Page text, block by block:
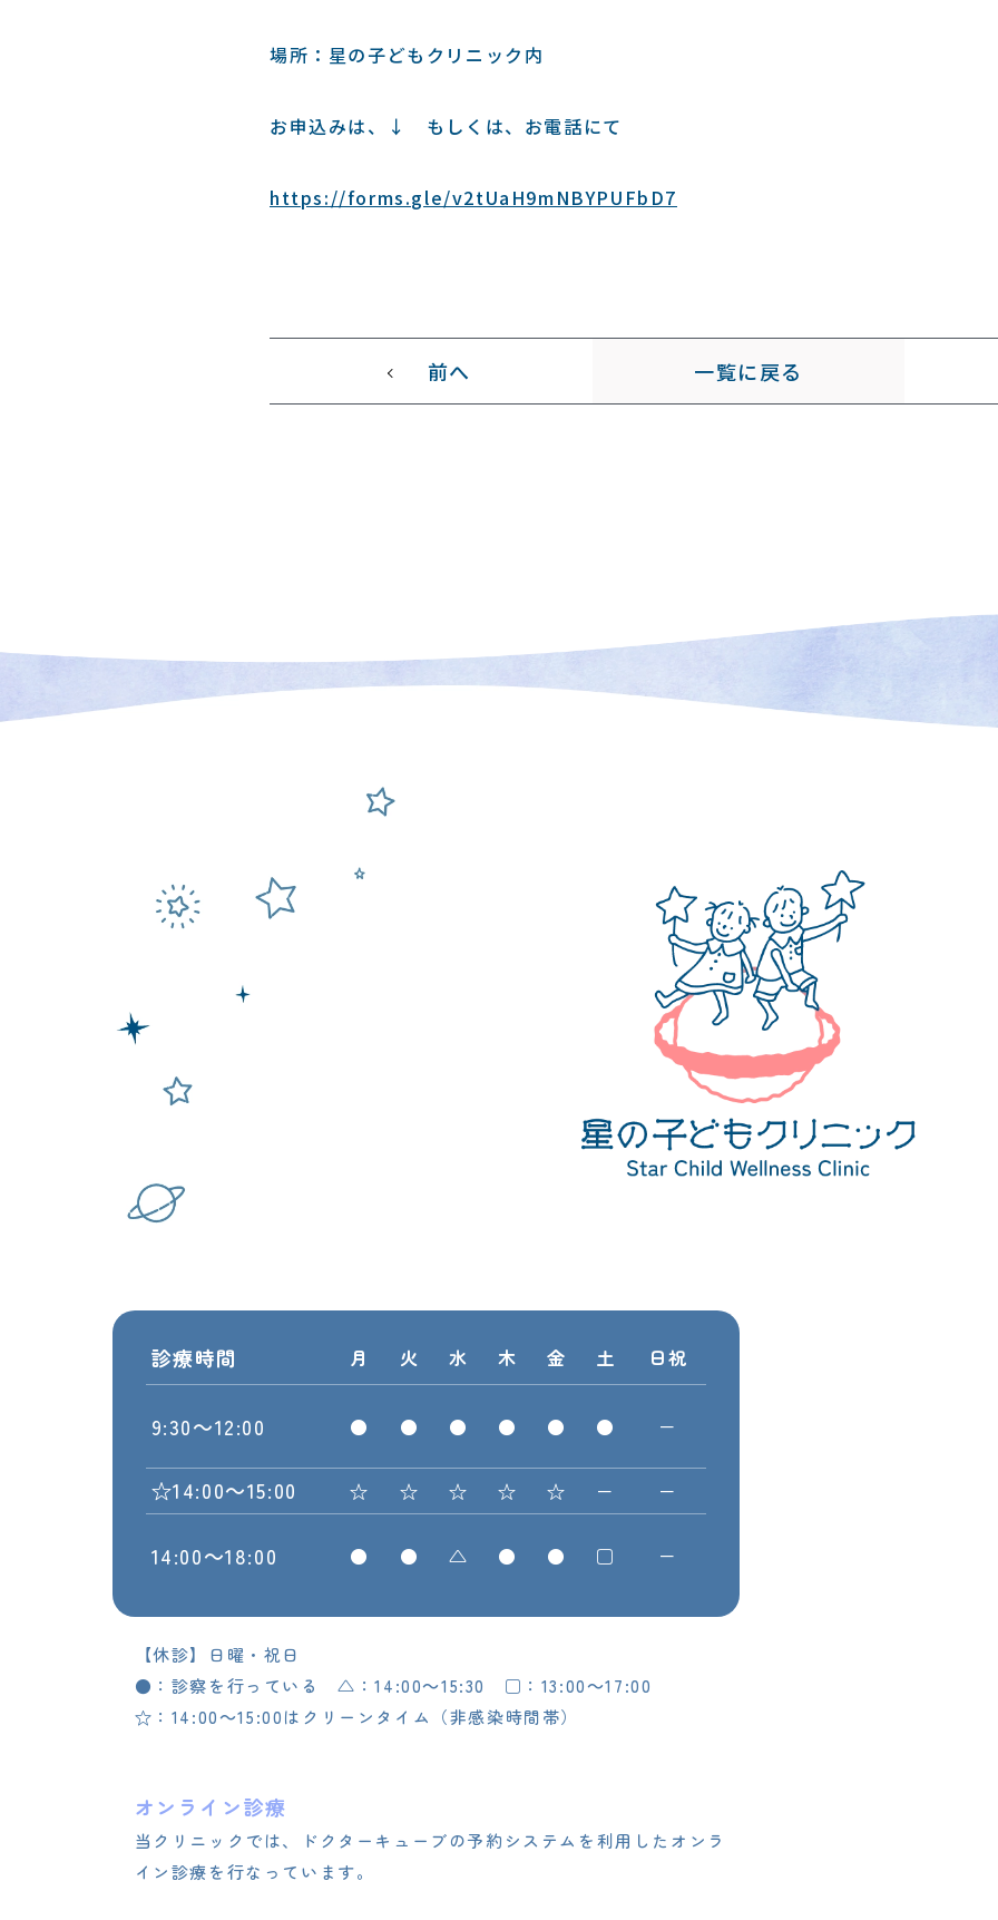
場所：星の子どもクリニック内
お申込みは、↓ もしくは、お電話にて
https://forms.gle/v2tUaH9mNBYPUFbD7
前へ 一覧に戻る
診療時間 月 火 水 木 金 土 日祝
9:30～12:00 ● ● ● ● ● ● －
☆14:00～15:00 ☆ ☆ ☆ ☆ ☆ － －
14:00～18:00 ● ● △ ● ● □ －
【休診】日曜・祝日
●：診察を行っている △：14:00～15:30 □：13:00～17:00
☆：14:00～15:00はクリーンタイム（非感染時間帯）
オンライン診療
当クリニックでは、ドクターキューブの予約システムを利用したオンラ
イン診療を行なっています。